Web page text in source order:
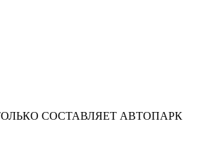
СОСТАВЛЯЕТ АВТОПАРК